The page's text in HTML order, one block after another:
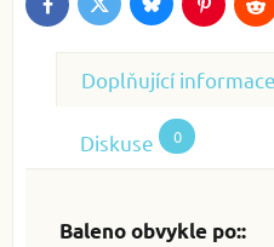
FacebookTwitterBlueskyPinterest
Doplňující informace
Diskuse 0
Baleno obvykle po::